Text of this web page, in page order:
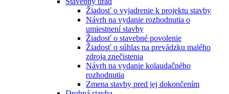
Žiadosť o vyjadrenie k projektu stavby
Návrh na vydanie rozhodnutia o
umiestnení stavby
Žiadosť o stavebné povolenie
Žiadosť o súhlas na prevádzku malého
zdroja znečistenia
Návrh na vydanie kolaudačného
rozhodnutia
Zmena stavby pred jej dokončením